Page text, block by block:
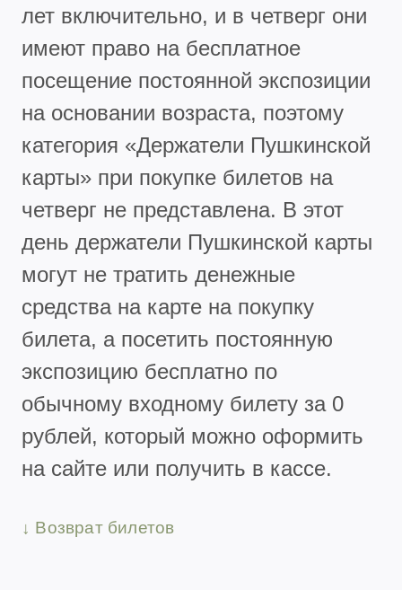
лет включительно, и в четверг они
имеют право на бесплатное
посещение постоянной экспозиции
на основании возраста, поэтому
категория «Держатели Пушкинской
карты» при покупке билетов на
четверг не представлена. В этот
день держатели Пушкинской карты
могут не тратить денежные
средства на карте на покупку
билета, а посетить постоянную
экспозицию бесплатно по
обычному входному билету за 0
рублей, который можно оформить
на сайте или получить в кассе.
↓ Возврат билетов